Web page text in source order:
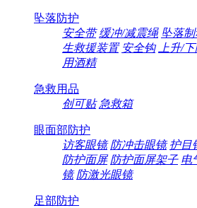
坠落防护
安全带 缓冲/减震绳 坠落
生救援装置 安全钩 上升/
用酒精
急救用品
创可贴 急救箱
眼面部防护
访客眼镜 防冲击眼镜 护目
防护面屏 防护面屏架子 电
镜 防激光眼镜
足部防护